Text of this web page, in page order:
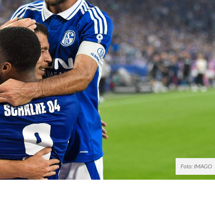
Foto: IMAGO